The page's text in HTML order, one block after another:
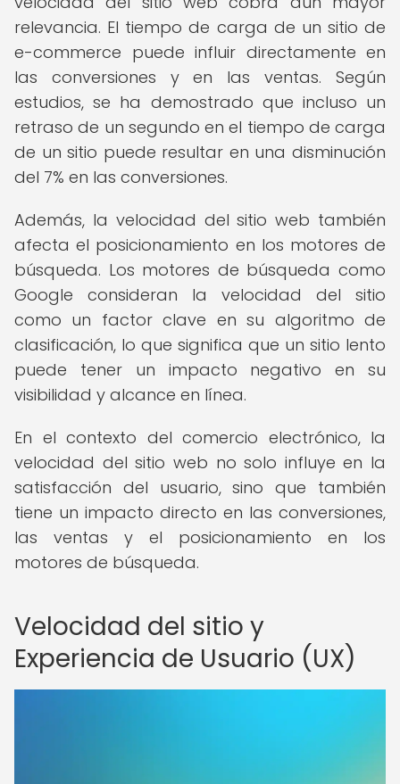
relevancia. El tiempo de carga de un sitio de
e-commerce puede influir directamente en
las conversiones y en las ventas. Según
estudios, se ha demostrado que incluso un
retraso de un segundo en el tiempo de carga
de un sitio puede resultar en una disminución
del 7% en las conversiones.
Además, la velocidad del sitio web también
afecta el posicionamiento en los motores de
búsqueda. Los motores de búsqueda como
Google consideran la velocidad del sitio
como un factor clave en su algoritmo de
clasificación, lo que significa que un sitio lento
puede tener un impacto negativo en su
visibilidad y alcance en línea.
En el contexto del comercio electrónico, la
velocidad del sitio web no solo influye en la
satisfacción del usuario, sino que también
tiene un impacto directo en las conversiones,
las ventas y el posicionamiento en los
motores de búsqueda.
Velocidad del sitio y
Experiencia de Usuario (UX)